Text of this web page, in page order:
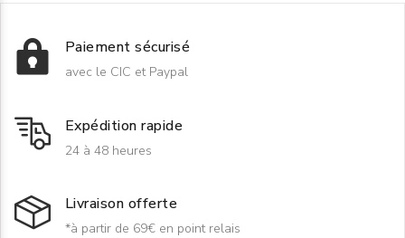
Paiement sécurisé
avec le CIC et Paypal
Expédition rapide
24 à 48 heures
Livraison offerte
*à partir de 69€ en point relais